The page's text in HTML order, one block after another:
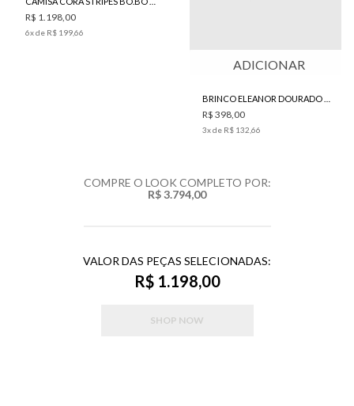
R$ 1.198,00
6x de R$ 199,66
ADICIONAR
R$ 398,00
3x de R$ 132,66
COMPRE O LOOK COMPLETO POR:
R$ 3.794,00
VALOR DAS PEÇAS SELECIONADAS:
R$ 1.198,00
SHOP NOW